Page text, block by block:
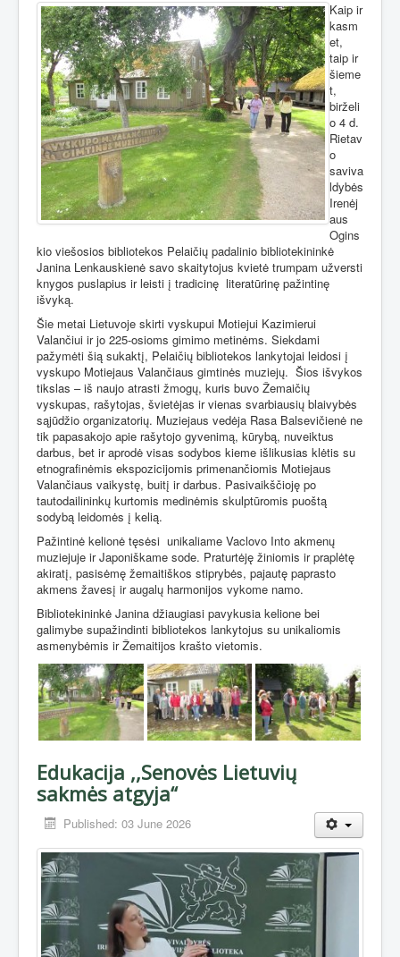
Kaip ir
kasm
et,
taip ir
šieme
t,
birželi
o 4 d.
Rietav
o
saviva
ldybės
Irenėj
aus
Ogins
kio viešosios bibliotekos Pelaičių padalinio bibliotekininkė
Janina Lenkauskienė savo skaitytojus kvietė trumpam užversti
knygos puslapius ir leisti į tradicinę literatūrinę pažintinę
išvyką.
Šie metai Lietuvoje skirti vyskupui Motiejui Kazimierui
Valančiui ir jo 225-osioms gimimo metinėms. Siekdami
pažymėti šią sukaktį, Pelaičių bibliotekos lankytojai leidosi į
vyskupo Motiejaus Valančiaus gimtinės muziejų. Šios išvykos
tikslas – iš naujo atrasti žmogų, kuris buvo Žemaičių
vyskupas, rašytojas, švietėjas ir vienas svarbiausių blaivybės
sąjūdžio organizatorių. Muziejaus vedėja Rasa Balsevičienė ne
tik papasakojo apie rašytojo gyvenimą, kūrybą, nuveiktus
darbus, bet ir aprodė visas sodybos kieme išlikusias klėtis su
etnografinėmis ekspozicijomis primenančiomis Motiejaus
Valančiaus vaikystę, buitį ir darbus. Pasivaikščioję po
tautodailininkų kurtomis medinėmis skulptūromis puoštą
sodybą leidomės į kelią.
Pažintinė kelionė tęsėsi unikaliame Vaclovo Into akmenų
muziejuje ir Japoniškame sode. Praturtėję žiniomis ir praplėtę
akiratį, pasisėmę žemaitiškos stiprybės, pajautę paprasto
akmens žavesį ir augalų harmonijos vykome namo.
Bibliotekininkė Janina džiaugiasi pavykusia kelione bei
galimybe supažindinti bibliotekos lankytojus su unikaliomis
asmenybėmis ir Žemaitijos krašto vietomis.
Edukacija ,,Senovės Lietuvių
sakmės atgyja“
Published: 03 June 2026